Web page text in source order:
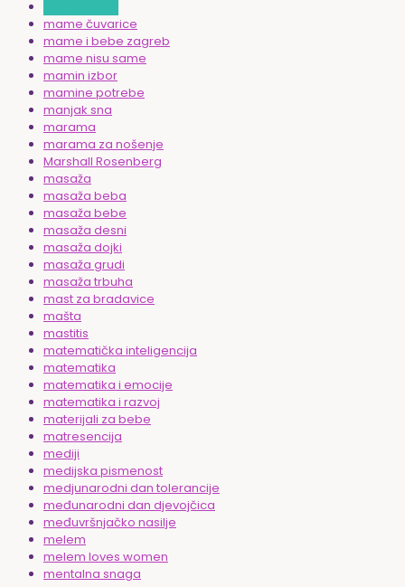
mame čuvarice
mame i bebe zagreb
mame nisu same
mamin izbor
mamine potrebe
manjak sna
marama
marama za nošenje
Marshall Rosenberg
masaža
masaža beba
masaža bebe
masaža desni
masaža dojki
masaža grudi
masaža trbuha
mast za bradavice
mašta
mastitis
matematička inteligencija
matematika
matematika i emocije
matematika i razvoj
materijali za bebe
matresencija
mediji
medijska pismenost
medjunarodni dan tolerancije
međunarodni dan djevojčica
međuvršnjačko nasilje
melem
melem loves women
mentalna snaga